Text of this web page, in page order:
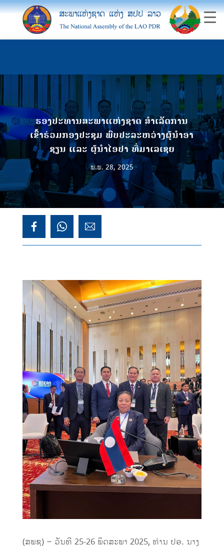
ຮອງປະທານສະພາແຫ່ງຊາດ ສຳເລັດການ
ເຂົ້າຮ່ວມກອງປະຊຸມ ພົບປະລະຫວ່າງຜູ້ນຳອາ
ຊຽນ ແລະ ຜູ້ນຳໄອປາ ທີ່ມາເລເຊຍ
ພ.ພ. 28, 2025
(ສພຊ) – ວັນທີ 25-26 ພຶດສະພາ 2025, ທ່ານ ປອ. ນາງ